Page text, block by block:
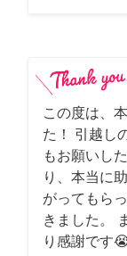
この度は、
た！ 引越し
もお願いし
り、本当に
がってもら
きました。
り感謝です